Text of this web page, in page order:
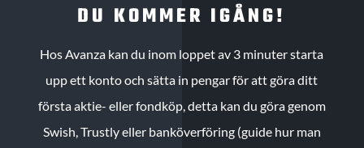
DU KOMMER IGÅNG!
Hos Avanza kan du inom loppet av 3 minuter starta
upp ett konto och sätta in pengar för att göra ditt
första aktie- eller fondköp, detta kan du göra genom
Swish, Trustly eller banköverföring (guide hur man